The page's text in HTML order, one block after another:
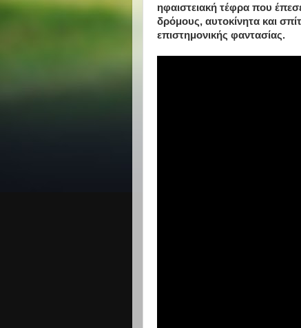
ηφαιστειακή τέφρα που
δρόμους, αυτοκίνητα και
επιστημονικής φαντασίας.